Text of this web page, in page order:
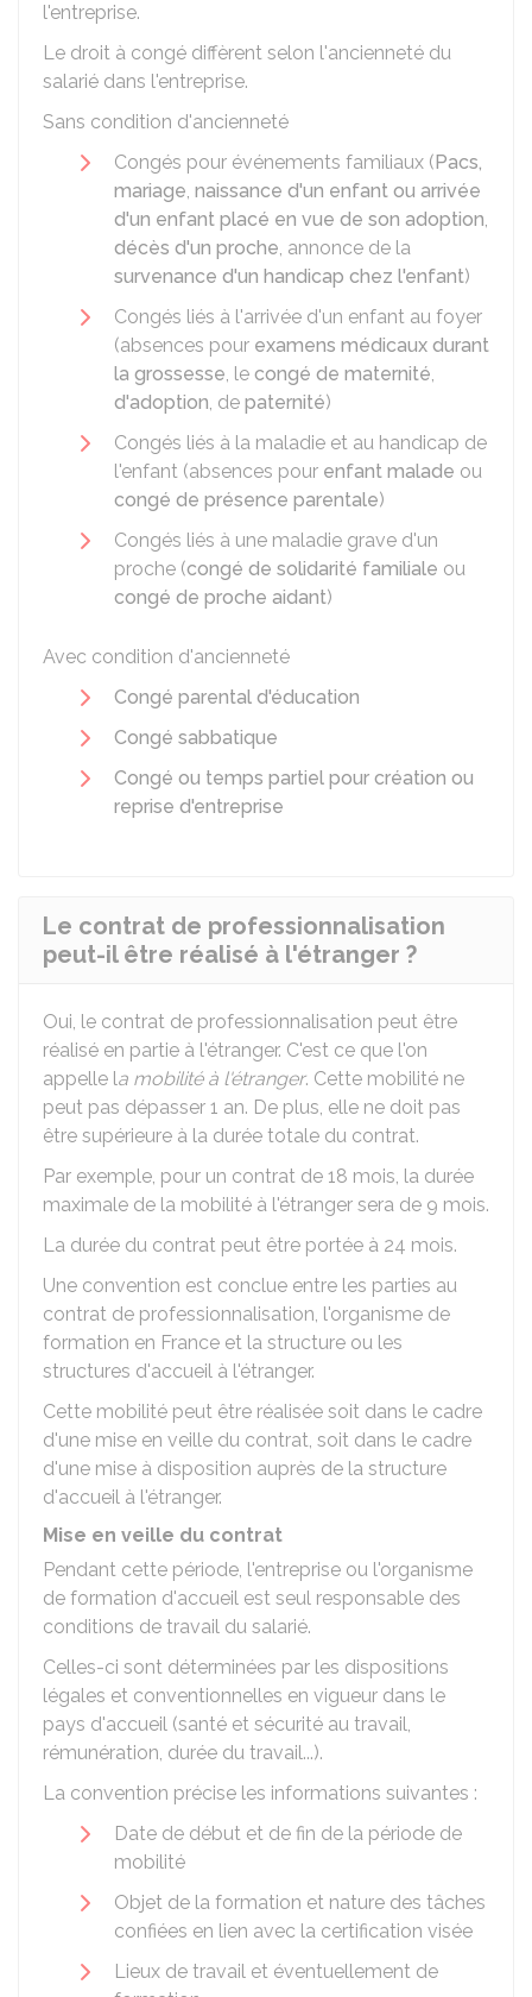
l'entreprise.
Le droit à congé diffèrent selon l'ancienneté du
salarié dans l'entreprise.
Sans condition d'ancienneté
Congés pour événements familiaux (Pacs,
mariage, naissance d'un enfant ou arrivée
d'un enfant placé en vue de son adoption,
décès d'un proche, annonce de la
survenance d'un handicap chez l'enfant)
Congés liés à l'arrivée d'un enfant au foyer
(absences pour examens médicaux durant
la grossesse, le congé de maternité,
d'adoption, de paternité)
Congés liés à la maladie et au handicap de
l'enfant (absences pour enfant malade ou
congé de présence parentale)
Congés liés à une maladie grave d'un
proche (congé de solidarité familiale ou
congé de proche aidant)
Avec condition d'ancienneté
Congé parental d'éducation
Congé sabbatique
Congé ou temps partiel pour création ou
reprise d'entreprise
Le contrat de professionnalisation
peut-il être réalisé à l'étranger ?
Oui, le contrat de professionnalisation peut être
réalisé en partie à l'étranger. C'est ce que l'on
appelle la mobilité à l'étranger. Cette mobilité ne
peut pas dépasser 1 an. De plus, elle ne doit pas
être supérieure à la durée totale du contrat.
Par exemple, pour un contrat de 18 mois, la durée
maximale de la mobilité à l'étranger sera de 9 mois.
La durée du contrat peut être portée à 24 mois.
Une convention est conclue entre les parties au
contrat de professionnalisation, l'organisme de
formation en France et la structure ou les
structures d'accueil à l'étranger.
Cette mobilité peut être réalisée soit dans le cadre
d'une mise en veille du contrat, soit dans le cadre
d'une mise à disposition auprès de la structure
d'accueil à l'étranger.
Mise en veille du contrat
Pendant cette période, l'entreprise ou l'organisme
de formation d'accueil est seul responsable des
conditions de travail du salarié.
Celles-ci sont déterminées par les dispositions
légales et conventionnelles en vigueur dans le
pays d'accueil (santé et sécurité au travail,
rémunération, durée du travail...).
La convention précise les informations suivantes :
Date de début et de fin de la période de
mobilité
Objet de la formation et nature des tâches
confiées en lien avec la certification visée
Lieux de travail et éventuellement de